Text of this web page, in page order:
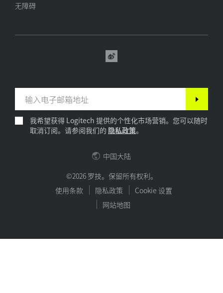
无障碍
我希望获得 Logitech 提供的个性化市场营销。您可以随时
取消订阅。请参阅我们的 隐私政策。
©2026 罗技。保留所有权利。
使用条款
隐私政策
Cookie 设置
网站地图
中国大陆